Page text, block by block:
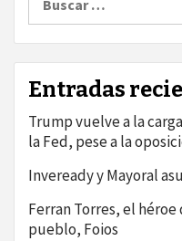
Entradas
Trump vuelve a la
la Fed, pese a la
Inveready y Mayoral
Ferran Torres, el
pueblo, Foios